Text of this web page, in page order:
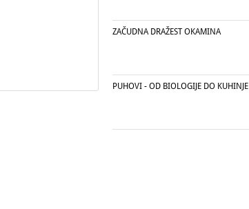
ZAČUDNA DRAŽEST OKAMINA
PUHOVI - OD BIOLOGIJE DO KUHINJE